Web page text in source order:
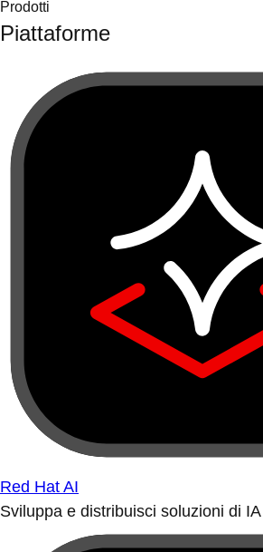
Prodotti
Piattaforme
Red Hat AI
Sviluppa e distribuisci soluzioni di